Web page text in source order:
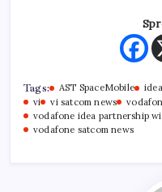
Tags: AST SpaceMobile
vi
vi satcom news
vodafone idea partnership
vodafone satcom news